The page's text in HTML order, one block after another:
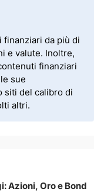
finanziari da più di
e valute. Inoltre,
finanziari
sue
siti del calibro di
altri.
Azioni, Oro e Bond